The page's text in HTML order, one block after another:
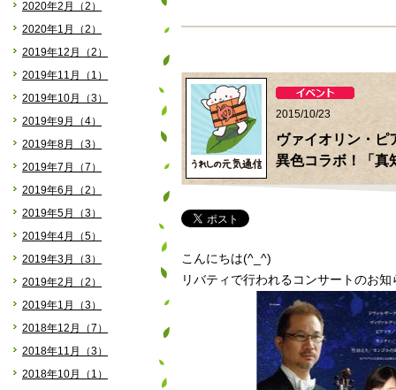
2020年2月（2）
2020年1月（2）
2019年12月（2）
2019年11月（1）
2019年10月（3）
2019年9月（4）
2019年8月（3）
2019年7月（7）
2019年6月（2）
2019年5月（3）
2019年4月（5）
2019年3月（3）
2019年2月（2）
2019年1月（3）
2018年12月（7）
2018年11月（3）
2018年10月（1）
2015/10/23
ヴァイオリン・ピ
異色コラボ！「真
こんにちは(^_^)
リバティで行われるコンサートのお知